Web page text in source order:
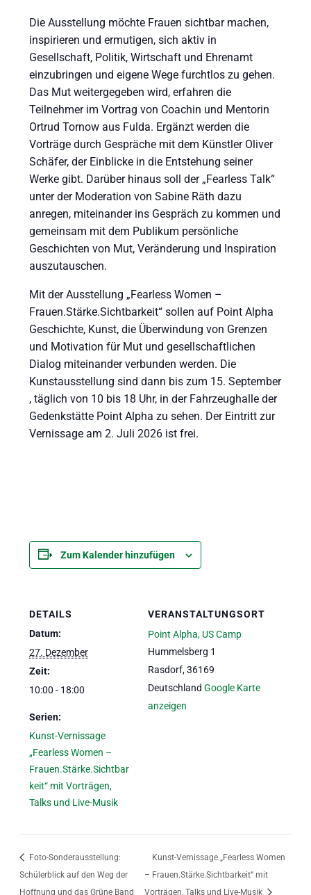
Die Ausstellung möchte Frauen sichtbar machen,
inspirieren und ermutigen, sich aktiv in
Gesellschaft, Politik, Wirtschaft und Ehrenamt
einzubringen und eigene Wege furchtlos zu gehen.
Das Mut weitergegeben wird, erfahren die
Teilnehmer im Vortrag von Coachin und Mentorin
Ortrud Tornow aus Fulda. Ergänzt werden die
Vorträge durch Gespräche mit dem Künstler Oliver
Schäfer, der Einblicke in die Entstehung seiner
Werke gibt. Darüber hinaus soll der „Fearless Talk“
unter der Moderation von Sabine Räth dazu
anregen, miteinander ins Gespräch zu kommen und
gemeinsam mit dem Publikum persönliche
Geschichten von Mut, Veränderung und Inspiration
auszutauschen.
Mit der Ausstellung „Fearless Women –
Frauen.Stärke.Sichtbarkeit“ sollen auf Point Alpha
Geschichte, Kunst, die Überwindung von Grenzen
und Motivation für Mut und gesellschaftlichen
Dialog miteinander verbunden werden. Die
Kunstausstellung sind dann bis zum 15. September
, täglich von 10 bis 18 Uhr, in der Fahrzeughalle der
Gedenkstätte Point Alpha zu sehen. Der Eintritt zur
Vernissage am 2. Juli 2026 ist frei.
Zum Kalender hinzufügen
DETAILS
Datum:
27. Dezember
Zeit:
10:00 - 18:00
Serien:
Kunst-Vernissage
„Fearless Women –
Frauen.Stärke.Sichtbar
keit“ mit Vorträgen,
Talks und Live-Musik
VERANSTALTUNGSORT
Point Alpha, US Camp
Hummelsberg 1
Rasdorf, 36169
Deutschland Google Karte
anzeigen
Foto-Sonderausstellung:
Schülerblick auf den Weg der
Hoffnung und das Grüne Band
Kunst-Vernissage „Fearless Women
– Frauen.Stärke.Sichtbarkeit“ mit
Vorträgen, Talks und Live-Musik